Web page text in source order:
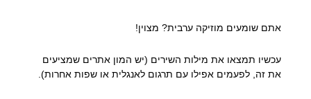
אתם שומעים מוזיקה ערבית? מצוין!
עכשיו תמצאו את מילות השירים (יש המון אתרים שמציעים
את זה, לפעמים אפילו עם תרגום לאנגלית או שפות אחרות).